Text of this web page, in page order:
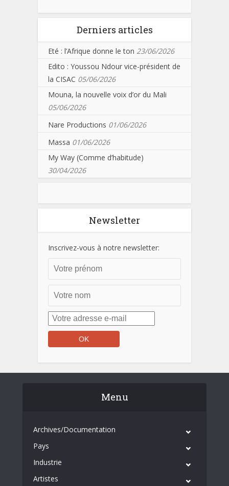
Derniers articles
Eté : l’Afrique donne le ton 23/06/2026
Edito : Youssou Ndour vice-président de
la CISAC 05/06/2026
Mouna, la nouvelle voix d’or du Mali
05/06/2026
Nare Productions 01/06/2026
Massa 01/06/2026
My Way (Comme d’habitude)
30/04/2026
Newsletter
Inscrivez-vous à notre newsletter:
Menu
Archives/Documentation
Pays
Industrie
Artistes